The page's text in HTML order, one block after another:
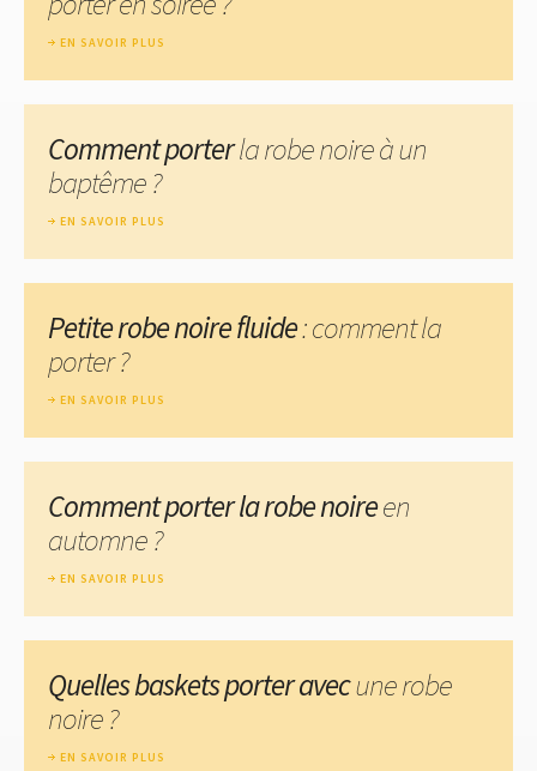
EN SAVOIR PLUS
Comment porterla robe noire à un
baptême ?
EN SAVOIR PLUS
Petite robe noire fluide: comment la
porter ?
EN SAVOIR PLUS
Comment porter la robe noireen
automne ?
EN SAVOIR PLUS
Quelles baskets porter avecune robe
noire ?
EN SAVOIR PLUS